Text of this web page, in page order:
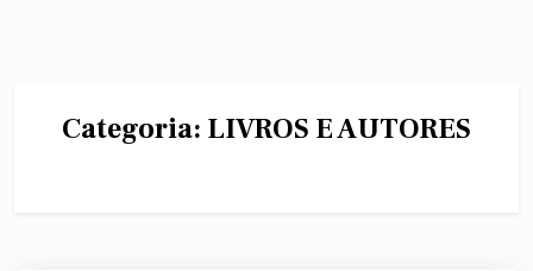
Categoria: LIVROS E AUTORES